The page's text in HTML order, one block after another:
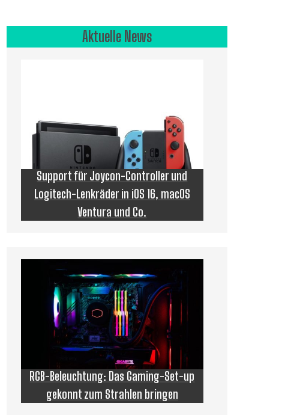
Aktuelle News
Support für Joycon-Controller und
Logitech-Lenkräder in iOS 16, macOS
Ventura und Co.
RGB-Beleuchtung: Das Gaming-Set-up
gekonnt zum Strahlen bringen